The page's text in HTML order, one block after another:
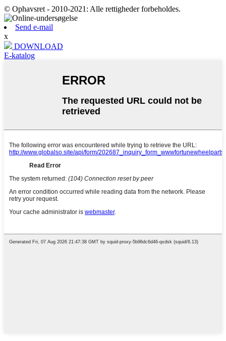
© Ophavsret - 2010-2021: Alle rettigheder forbeholdes.
Send e-mail
x
DOWNLOAD
E-katalog